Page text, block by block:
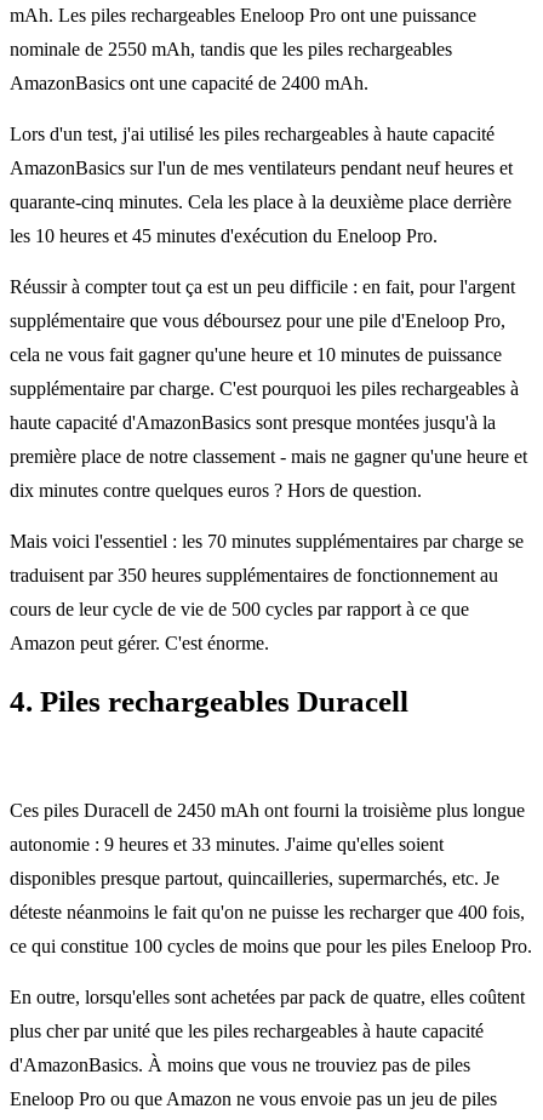
mAh. Les piles rechargeables Eneloop Pro ont une puissance
nominale de 2550 mAh, tandis que les piles rechargeables
AmazonBasics ont une capacité de 2400 mAh.
Lors d'un test, j'ai utilisé les piles rechargeables à haute capacité
AmazonBasics sur l'un de mes ventilateurs pendant neuf heures et
quarante-cinq minutes. Cela les place à la deuxième place derrière
les 10 heures et 45 minutes d'exécution du Eneloop Pro.
Réussir à compter tout ça est un peu difficile : en fait, pour l'argent
supplémentaire que vous déboursez pour une pile d'Eneloop Pro,
cela ne vous fait gagner qu'une heure et 10 minutes de puissance
supplémentaire par charge. C'est pourquoi les piles rechargeables à
haute capacité d'AmazonBasics sont presque montées jusqu'à la
première place de notre classement - mais ne gagner qu'une heure et
dix minutes contre quelques euros ? Hors de question.
Mais voici l'essentiel : les 70 minutes supplémentaires par charge se
traduisent par 350 heures supplémentaires de fonctionnement au
cours de leur cycle de vie de 500 cycles par rapport à ce que
Amazon peut gérer. C'est énorme.
4. Piles rechargeables Duracell
Ces piles Duracell de 2450 mAh ont fourni la troisième plus longue
autonomie : 9 heures et 33 minutes. J'aime qu'elles soient
disponibles presque partout, quincailleries, supermarchés, etc. Je
déteste néanmoins le fait qu'on ne puisse les recharger que 400 fois,
ce qui constitue 100 cycles de moins que pour les piles Eneloop Pro.
En outre, lorsqu'elles sont achetées par pack de quatre, elles coûtent
plus cher par unité que les piles rechargeables à haute capacité
d'AmazonBasics. À moins que vous ne trouviez pas de piles
Eneloop Pro ou que Amazon ne vous envoie pas un jeu de piles